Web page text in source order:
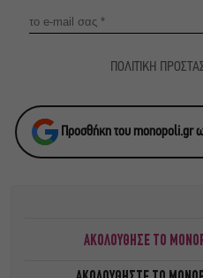
ΠΟΛΙΤΙΚΗ
Προσθήκη του monopoli.gr
ΑΚΟΛΟΥΘΗΣΕ ΤΟ